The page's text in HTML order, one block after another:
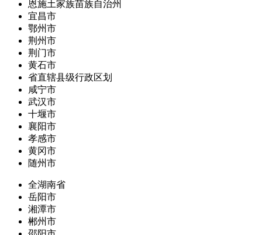
恩施土家族苗族自治州
宜昌市
鄂州市
荆州市
荆门市
黄石市
省直辖县级行政区划
咸宁市
武汉市
十堰市
襄阳市
孝感市
黄冈市
随州市
全湖南省
岳阳市
湘潭市
郴州市